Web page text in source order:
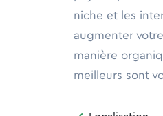
niche et les
augmenter
manière
meilleurs sont